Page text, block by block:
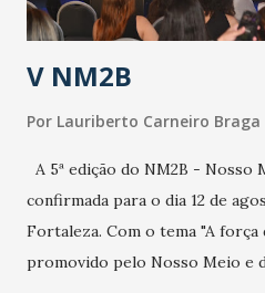
população e ao sistema de
estratificação do risco da
V NM2B
Por Lauriberto Carneiro Braga
A 5ª edição do NM2B - Nosso
confirmada para o dia 12 de
Fortaleza. Com o tema "A força
promovido pelo Nosso Meio e